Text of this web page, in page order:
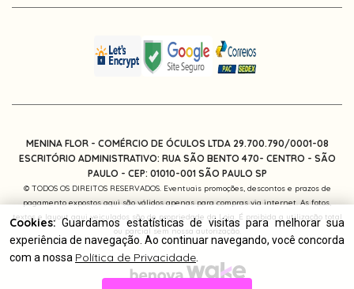
MENINA FLOR - COMÉRCIO DE ÓCULOS LTDA 29.700.790/0001-08
ESCRITÓRIO ADMINISTRATIVO: RUA SÃO BENTO 470- CENTRO - SÃO
PAULO - CEP: 01010-001SÃO PAULO SP
© TODOS OS DIREITOS RESERVADOS. Eventuais promoções, descontos e prazos de
pagamento expostos aqui são válidos apenas para compras via internet. As fotos,
textos e layout aqui veiculados são de propriedade da Loja. É proibida a utilização total
ou parcial sem nossa autorização.
Cookies:Guardamos estatísticas de visitas para melhorar sua
experiência de navegação. Ao continuar navegando, você concorda
com a nossa Política de Privacidade